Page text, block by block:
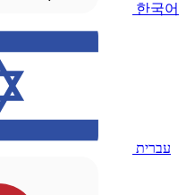
한국어
עברית